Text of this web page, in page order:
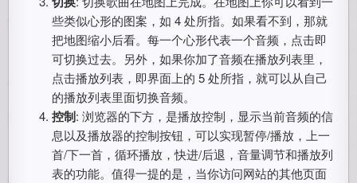
些类似心形的图案，如 4 处所指。如果看不到，那就
把地图缩小后看。每一个心形代表一个音频，点击即
可切换过去。另外，如果你加了音频在播放列表里，
点击播放列表，即界面上的 5 处所指，就可以从自己
的播放列表里面切换音频。
控制: 浏览器的下方，是播放控制，显示当前音频的信
息以及播放器的控制按钮，可以实现暂停/播放，上一
首/下一首，循环播放，快进/后退，音量调节和播放列
表的功能。值得一提的是，当你访问网站的其他页面